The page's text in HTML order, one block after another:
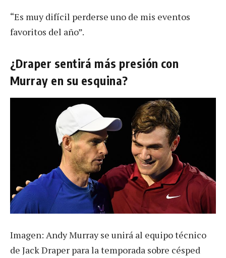
“Es muy difícil perderse uno de mis eventos
favoritos del año”.
¿Draper sentirá más presión con
Murray en su esquina?
Imagen: Andy Murray se unirá al equipo técnico
de Jack Draper para la temporada sobre césped